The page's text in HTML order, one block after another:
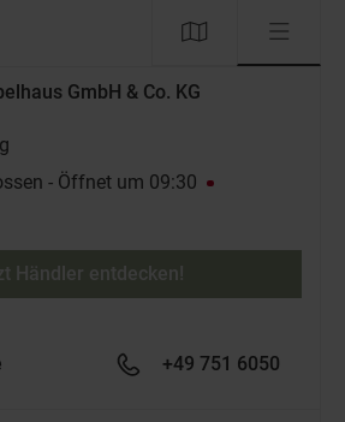
GmbH & Co. KG
- Öffnet um 09:30
Händler entdecken!
+49 751 6050